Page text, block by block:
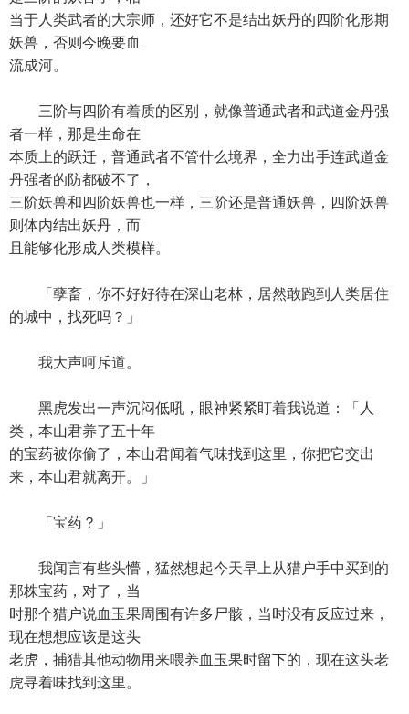
当于人类武者的大宗师，还好它不是结出妖丹的四阶化形期
妖兽，否则今晚要血
流成河。
三阶与四阶有着质的区别，就像普通武者和武道金丹强
者一样，那是生命在
本质上的跃迁，普通武者不管什么境界，全力出手连武道金
丹强者的防都破不了，
三阶妖兽和四阶妖兽也一样，三阶还是普通妖兽，四阶妖兽
则体内结出妖丹，而
且能够化形成人类模样。
「孽畜，你不好好待在深山老林，居然敢跑到人类居住
的城中，找死吗？」
我大声呵斥道。
黑虎发出一声沉闷低吼，眼神紧紧盯着我说道：「人
类，本山君养了五十年
的宝药被你偷了，本山君闻着气味找到这里，你把它交出
来，本山君就离开。」
「宝药？」
我闻言有些头懵，猛然想起今天早上从猎户手中买到的
那株宝药，对了，当
时那个猎户说血玉果周围有许多尸骸，当时没有反应过来，
现在想想应该是这头
老虎，捕猎其他动物用来喂养血玉果时留下的，现在这头老
虎寻着味找到这里。